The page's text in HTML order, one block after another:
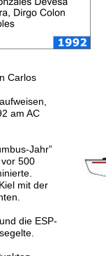
Carlos
am AC
Jahr”
500
mit der
die ESP-